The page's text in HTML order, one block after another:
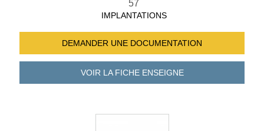
57
IMPLANTATIONS
DEMANDER UNE DOCUMENTATION
VOIR LA FICHEENSEIGNE